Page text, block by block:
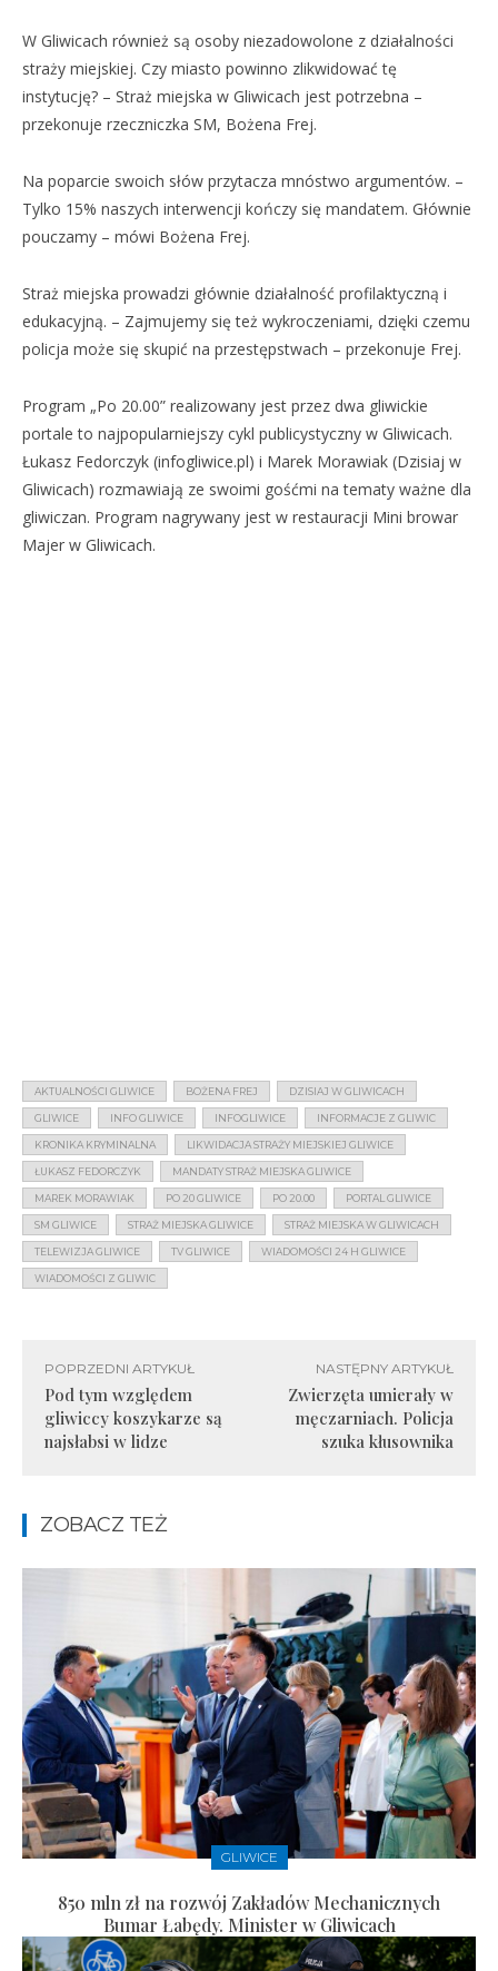
W Gliwicach również są osoby niezadowolone z działalności
straży miejskiej. Czy miasto powinno zlikwidować tę
instytucję? – Straż miejska w Gliwicach jest potrzebna –
przekonuje rzeczniczka SM, Bożena Frej.
Na poparcie swoich słów przytacza mnóstwo argumentów. –
Tylko 15% naszych interwencji kończy się mandatem. Głównie
pouczamy – mówi Bożena Frej.
Straż miejska prowadzi głównie działalność profilaktyczną i
edukacyjną. – Zajmujemy się też wykroczeniami, dzięki czemu
policja może się skupić na przestępstwach – przekonuje Frej.
Program „Po 20.00” realizowany jest przez dwa gliwickie
portale to najpopularniejszy cykl publicystyczny w Gliwicach.
Łukasz Fedorczyk (infogliwice.pl) i Marek Morawiak (Dzisiaj w
Gliwicach) rozmawiają ze swoimi gośćmi na tematy ważne dla
gliwiczan. Program nagrywany jest w restauracji Mini browar
Majer w Gliwicach.
AKTUALNOŚCI GLIWICE BOŻENA FREJ DZISIAJ W GLIWICACH
GLIWICE INFO GLIWICE INFOGLIWICE INFORMACJE Z GLIWIC
KRONIKA KRYMINALNA LIKWIDACJA STRAŻY MIEJSKIEJ GLIWICE
ŁUKASZ FEDORCZYK MANDATY STRAŻ MIEJSKA GLIWICE
MAREK MORAWIAK PO 20 GLIWICE PO 20.00 PORTAL GLIWICE
SM GLIWICE STRAŻ MIEJSKA GLIWICE STRAŻ MIEJSKA W GLIWICACH
TELEWIZJA GLIWICE TV GLIWICE WIADOMOŚCI 24 H GLIWICE
WIADOMOŚCI Z GLIWIC
POPRZEDNI ARTYKUŁ
Pod tym względem
gliwiccy koszykarze są
najsłabsi w lidze
NASTĘPNY ARTYKUŁ
Zwierzęta umierały w
męczarniach. Policja
szuka kłusownika
ZOBACZ TEŻ
GLIWICE
850 mln zł na rozwój Zakładów Mechanicznych
Bumar Łabędy. Minister w Gliwicach